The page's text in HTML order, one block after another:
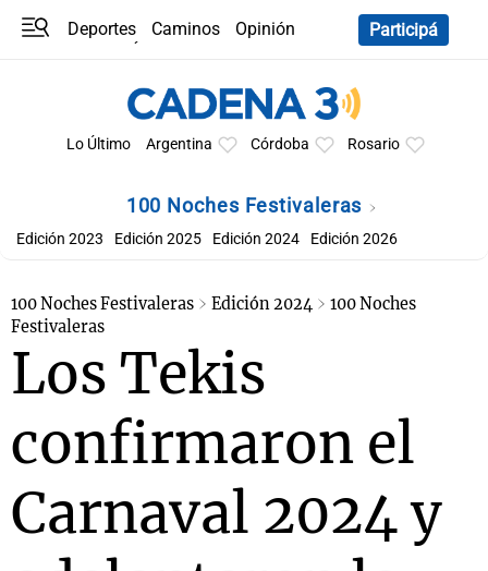
Deportes Caminos
Opinión
Participá
Lo Último Argentina Córdoba Rosario
100 Noches Festivaleras
Edición 2023 Edición 2025 Edición 2024 Edición 2026
100 Noches Festivaleras Edición 2024
100 Noches
Festivaleras
Los Tekis
confirmaron el
Carnaval 2024 y